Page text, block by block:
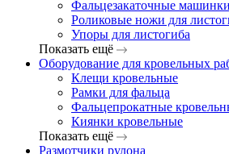
Фальцезакаточные машинки
Роликовые ножи для
Упоры для листогиба
Показать ещё
Оборудование для кровельных
Клещи кровельные
Рамки для фальца
Фальцепрокатные
Киянки кровельные
Показать ещё
Размотчики рулона